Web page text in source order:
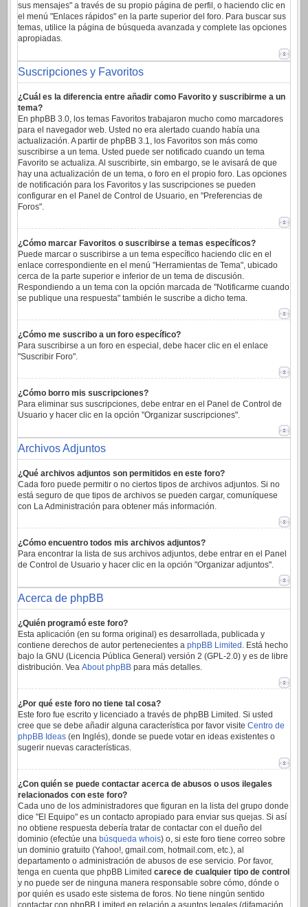
sus mensajes" a través de su propio página de perfil, o haciendo clic en
el menú "Enlaces rápidos" en la parte superior del foro. Para buscar sus
temas, utilice la página de búsqueda avanzada y complete las opciones
apropiadas.
Suscripciones y Favoritos
¿Cuál es la diferencia entre añadir como Favorito y suscribirme a un
tema?
En phpBB 3.0, los temas Favoritos trabajaron mucho como marcadores
para el navegador web. Usted no era alertado cuando había una
actualización. A partir de phpBB 3.1, los Favoritos son más como
suscribirse a un tema. Usted puede ser notificado cuando un tema
Favorito se actualiza. Al suscribirte, sin embargo, se le avisará de que
hay una actualización de un tema, o foro en el propio foro. Las opciones
de notificación para los Favoritos y las suscripciones se pueden
configurar en el Panel de Control de Usuario, en "Preferencias de
Foros".
¿Cómo marcar Favoritos o suscribirse a temas específicos?
Puede marcar o suscribirse a un tema específico haciendo clic en el
enlace correspondiente en el menú "Herramientas de Tema", ubicado
cerca de la parte superior e inferior de un tema de discusión.
Respondiendo a un tema con la opción marcada de "Notificarme cuando
se publique una respuesta" también le suscribe a dicho tema.
¿Cómo me suscribo a un foro específico?
Para suscribirse a un foro en especial, debe hacer clic en el enlace
"Suscribir Foro".
¿Cómo borro mis suscripciones?
Para eliminar sus suscripciones, debe entrar en el Panel de Control de
Usuario y hacer clic en la opción "Organizar suscripciones".
Archivos Adjuntos
¿Qué archivos adjuntos son permitidos en este foro?
Cada foro puede permitir o no ciertos tipos de archivos adjuntos. Si no
está seguro de que tipos de archivos se pueden cargar, comuníquese
con La Administración para obtener más información.
¿Cómo encuentro todos mis archivos adjuntos?
Para encontrar la lista de sus archivos adjuntos, debe entrar en el Panel
de Control de Usuario y hacer clic en la opción "Organizar adjuntos".
Acerca de phpBB
¿Quién programó este foro?
Esta aplicación (en su forma original) es desarrollada, publicada y
contiene derechos de autor pertenecientes a phpBB Limited . Está hecho
bajo la GNU (Licencia Pública General) versión 2 (GPL-2.0) y es de libre
distribución. Vea About phpBB para más detalles.
¿Por qué este foro no tiene tal cosa?
Este foro fue escrito y licenciado a través de phpBB Limited. Si usted
cree que se debe añadir alguna característica por favor visite Centro de
phpBB Ideas (en Inglés), donde se puede votar en ideas existentes o
sugerir nuevas características.
¿Con quién se puede contactar acerca de abusos o usos ilegales
relacionados con este foro?
Cada uno de los administradores que figuran en la lista del grupo donde
dice "El Equipo" es un contacto apropiado para enviar sus quejas. Si así
no obtiene respuesta debería tratar de contactar con el dueño del
dominio (efectúe una búsqueda whois) o, si este foro tiene correo sobre
un dominio gratuito (Yahoo!, gmail.com, hotmail.com, etc.), al
departamento o administración de abusos de ese servicio. Por favor,
tenga en cuenta que phpBB Limited carece de cualquier tipo de control
y no puede ser de ninguna manera responsable sobre cómo, dónde o
por quién es usado este sistema de foros. No tiene ningún sentido
contactar con phpBB Limited en relación a asuntos legales (difamación,